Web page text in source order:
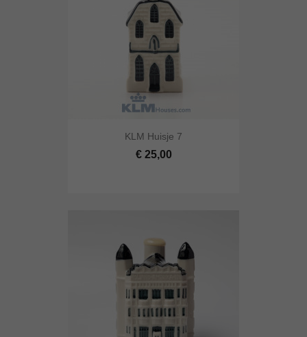
KLM Huisje 7
€ 25,00